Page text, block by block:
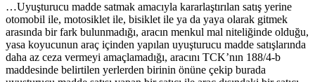
…Uyuşturucu madde satmak amacıyla kararlaştırılan satış yerine
otomobil ile, motosiklet ile, bisiklet ile ya da yaya olarak gitmek
arasında bir fark bulunmadığı, aracın menkul mal niteliğinde olduğu,
yasa koyucunun araç içinden yapılan uyuşturucu madde satışlarında
daha az ceza vermeyi amaçlamadığı, aracını TCK’nın 188/4-b
maddesinde belirtilen yerlerden birinin önüne çekip burada